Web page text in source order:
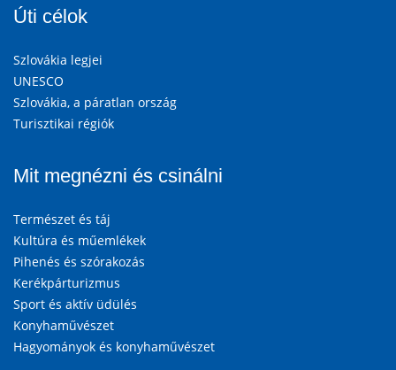
Úti célok
Szlovákia legjei
UNESCO
Szlovákia, a páratlan ország
Turisztikai régiók
Mit megnézni és csinálni
Természet és táj
Kultúra és műemlékek
Pihenés és szórakozás
Kerékpárturizmus
Sport és aktív üdülés
Konyhaművészet
Hagyományok és konyhaművészet